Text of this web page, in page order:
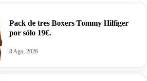
Pack de tres Boxers Tommy Hilfiger
por sólo 19€.
8 Ago, 2026